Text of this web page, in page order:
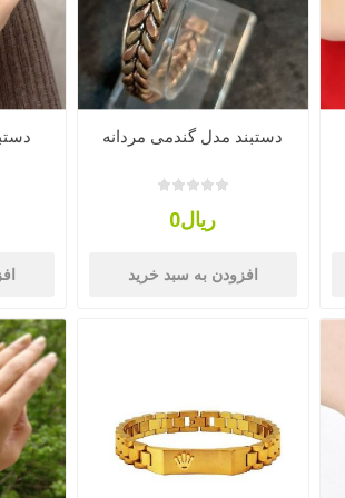
دستبند مدل گندمی مردانه
ریال0
افزودن به سبد خرید